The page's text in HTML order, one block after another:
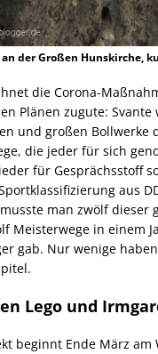
der Großen Hunskirche,
die Corona-
Plänen zugute:
und großen Bollwerke
die jeder für sich
für Gesprächsstoff
aus
man zwölf dieser
Meisterwege in einem
gab. Nur wenige
Lego und
beginnt Ende März